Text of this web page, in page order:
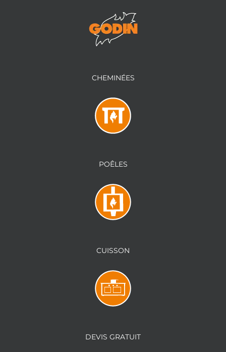
CHEMINÉES
POÊLES
CUISSON
DEVIS GRATUIT